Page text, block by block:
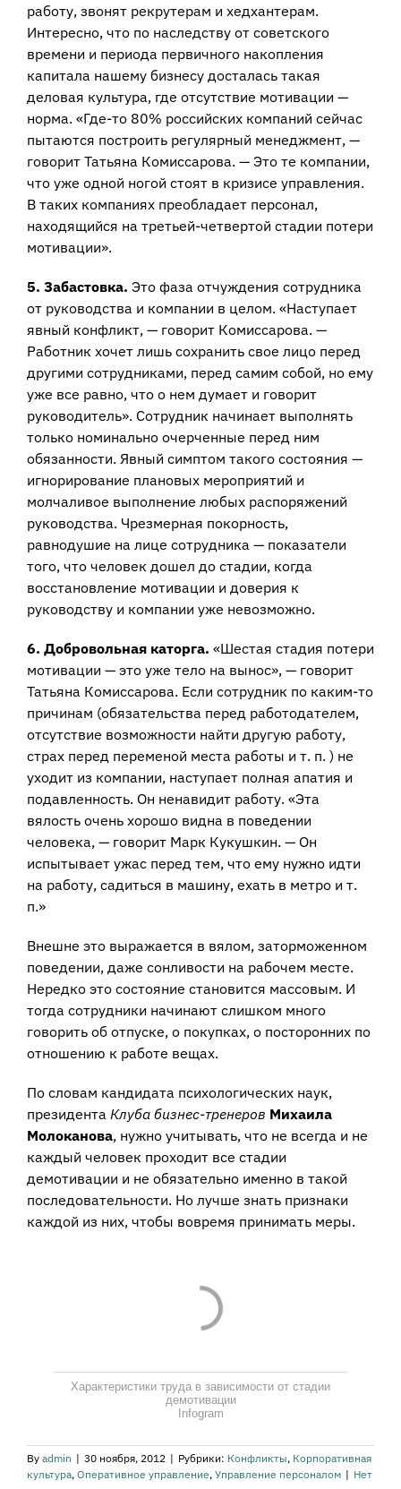
работу, звонят рекрутерам и хедхантерам.
Интересно, что по наследству от советского
времени и периода первичного накопления
капитала нашему бизнесу досталась такая
деловая культура, где отсутствие мотивации —
норма. «Где-то 80% российских компаний сейчас
пытаются построить регулярный менеджмент, —
говорит Татьяна Комиссарова. — Это те компании,
что уже одной ногой стоят в кризисе управления.
В таких компаниях преобладает персонал,
находящийся на третьей-четвертой стадии потери
мотивации».
5. Забастовка. Это фаза отчуждения сотрудника
от руководства и компании в целом. «Наступает
явный конфликт, — говорит Комиссарова. —
Работник хочет лишь сохранить свое лицо перед
другими сотрудниками, перед самим собой, но ему
уже все равно, что о нем думает и говорит
руководитель». Сотрудник начинает выполнять
только номинально очерченные перед ним
обязанности. Явный симптом такого состояния —
игнорирование плановых мероприятий и
молчаливое выполнение любых распоряжений
руководства. Чрезмерная покорность,
равнодушие на лице сотрудника — показатели
того, что человек дошел до стадии, когда
восстановление мотивации и доверия к
руководству и компании уже невозможно.
6. Добровольная каторга. «Шестая стадия потери
мотивации — это уже тело на вынос», — говорит
Татьяна Комиссарова. Если сотрудник по каким-то
причинам (обязательства перед работодателем,
отсутствие возможности найти другую работу,
страх перед переменой места работы и т. п. ) не
уходит из компании, наступает полная апатия и
подавленность. Он ненавидит работу. «Эта
вялость очень хорошо видна в поведении
человека, — говорит Марк Кукушкин. — Он
испытывает ужас перед тем, что ему нужно идти
на работу, садиться в машину, ехать в метро и т.
п.»
Внешне это выражается в вялом, заторможенном
поведении, даже сонливости на рабочем месте.
Нередко это состояние становится массовым. И
тогда сотрудники начинают слишком много
говорить об отпуске, о покупках, о посторонних по
отношению к работе вещах.
По словам кандидата психологических наук,
президента Клуба бизнес-тренеров Михаила
Молоканова, нужно учитывать, что не всегда и не
каждый человек проходит все стадии
демотивации и не обязательно именно в такой
последовательности. Но лучше знать признаки
каждой из них, чтобы вовремя принимать меры.
Характеристики труда в зависимости от стадии
демотивации
Infogram
By admin | 30 ноября, 2012 | Рубрики: Конфликты, Корпоративная
культура, Оперативное управление, Управление персоналом | Нет